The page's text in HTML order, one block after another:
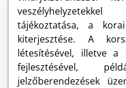
tájékoztatása, a
kiterjesztése. A
létesítésével, illetve
fejlesztésével,
jelzőberendezések